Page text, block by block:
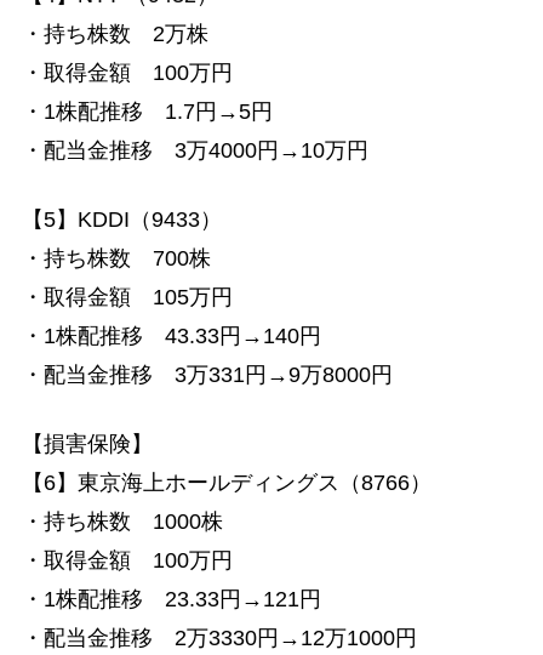
・持ち株数 2万株
・取得金額 100万円
・1株配推移 1.7円→5円
・配当金推移 3万4000円→10万円
【5】KDDI（9433）
・持ち株数 700株
・取得金額 105万円
・1株配推移 43.33円→140円
・配当金推移 3万331円→9万8000円
【損害保険】
【6】東京海上ホールディングス（8766）
・持ち株数 1000株
・取得金額 100万円
・1株配推移 23.33円→121円
・配当金推移 2万3330円→12万1000円